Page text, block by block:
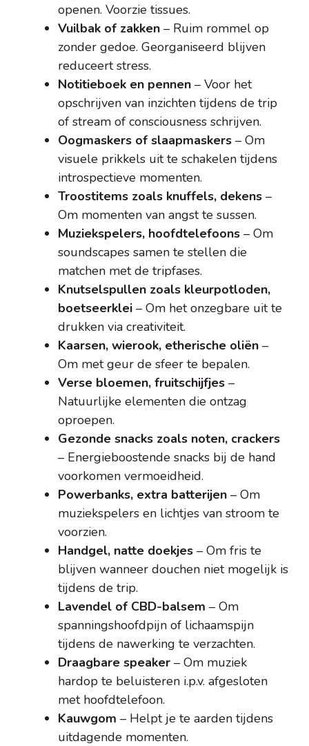
openen. Voorzie tissues.
Vuilbak of zakken – Ruim rommel op
zonder gedoe. Georganiseerd blijven
reduceert stress.
Notitieboek en pennen – Voor het
opschrijven van inzichten tijdens de trip
of stream of consciousness schrijven.
Oogmaskers of slaapmaskers – Om
visuele prikkels uit te schakelen tijdens
introspectieve momenten.
Troostitems zoals knuffels, dekens –
Om momenten van angst te sussen.
Muziekspelers, hoofdtelefoons – Om
soundscapes samen te stellen die
matchen met de tripfases.
Knutselspullen zoals kleurpotloden,
boetseerklei – Om het onzegbare uit te
drukken via creativiteit.
Kaarsen, wierook, etherische oliën –
Om met geur de sfeer te bepalen.
Verse bloemen, fruitschijfjes –
Natuurlijke elementen die ontzag
oproepen.
Gezonde snacks zoals noten, crackers
– Energieboostende snacks bij de hand
voorkomen vermoeidheid.
Powerbanks, extra batterijen – Om
muziekspelers en lichtjes van stroom te
voorzien.
Handgel, natte doekjes – Om fris te
blijven wanneer douchen niet mogelijk is
tijdens de trip.
Lavendel of CBD-balsem – Om
spanningshoofdpijn of lichaamspijn
tijdens de nawerking te verzachten.
Draagbare speaker – Om muziek
hardop te beluisteren i.p.v. afgesloten
met hoofdtelefoon.
Kauwgom – Helpt je te aarden tijdens
uitdagende momenten.